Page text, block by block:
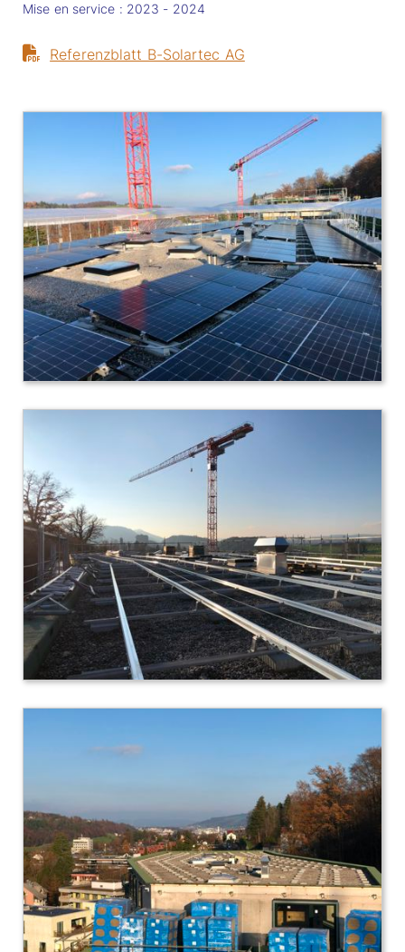
Mise en service : 2023 - 2024
Referenzblatt B-Solartec AG